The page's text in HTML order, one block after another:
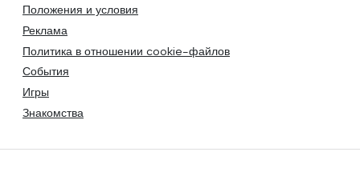
Положения и условия
Реклама
Политика в отношении cookie-файлов
События
Игры
Знакомства